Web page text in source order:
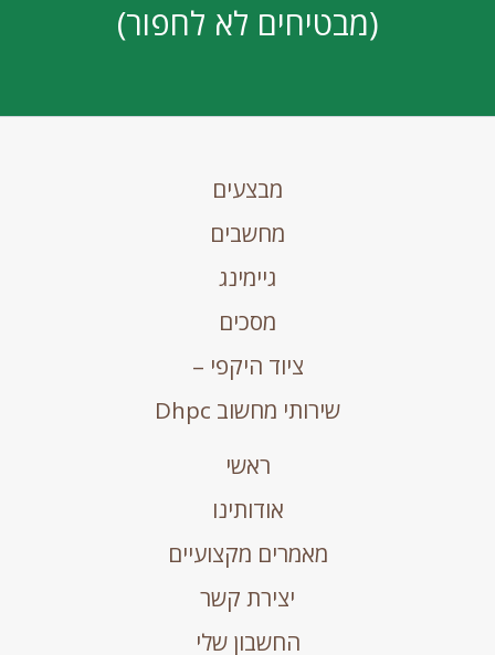
(מבטיחים לא לחפור)
מבצעים
מחשבים
גיימינג
מסכים
ציוד היקפי –
שירותי מחשוב Dhpc
ראשי
אודותינו
מאמרים מקצועיים
יצירת קשר
החשבון שלי